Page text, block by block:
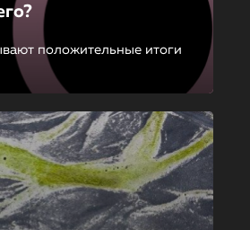
положительные итоги